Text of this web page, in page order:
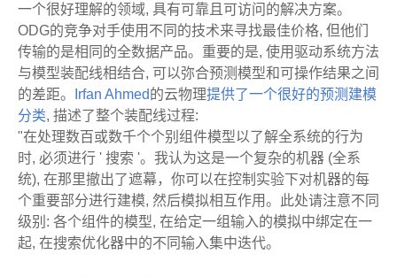
一个很好理解的领域, 具有可靠且可访问的解决方案。
ODG的竞争对手使用不同的技术来寻找最佳价格, 但他们
传输的是相同的全数据产品。重要的是, 使用驱动系统方法
与模型装配线相结合, 可以弥合预测模型和可操作结果之间
的差距。
Irfan Ahmed的云物理提供了一个很好的预测建模
分类, 描述了整个装配线过程:
"在处理数百或数千个个别组件模型以了解全系统的行为
时, 必须进行 ' 搜索 '。我认为这是一个复杂的机器 (全系
统), 在那里撤出了遮幕，你可以在控制实验下对机器的每
个重要部分进行建模, 然后模拟相互作用。此处请注意不同
级别: 各个组件的模型, 在给定一组输入的模拟中绑定在一
起, 在搜索优化器中的不同输入集中迭代。